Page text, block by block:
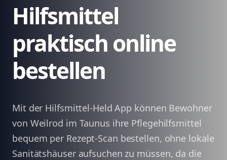
Hilfsmittel
praktisch online
bestellen
Mit der Hilfsmittel-Held App können Bewohner
von Weilrod im Taunus ihre Pflegehilfsmittel
bequem per Rezept-Scan bestellen, ohne lokale
Sanitätshäuser aufsuchen zu müssen, da die